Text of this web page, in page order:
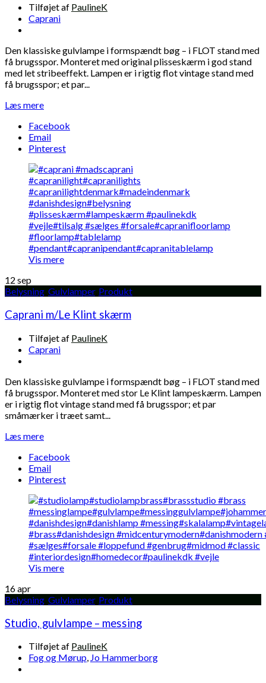
Tilføjet af PaulineK
Caprani
Den klassiske gulvlampe i formspændt bøg – i FLOT stand med
få brugsspor. Monteret med original plisseskærm i god stand
med let stribeeffekt. Lampen er i rigtig flot vintage stand med
få brugsspor; et par...
Læs mere
Facebook
Email
Pinterest
Vis mere
12 sep
Belysning Gulvlamper, Produkt
Caprani m/Le Klint skærm
Tilføjet af PaulineK
Caprani
Den klassiske gulvlampe i formspændt bøg – i FLOT stand med
få brugsspor. Monteret med stor Le Klint lampeskærm. Lampen
er i rigtig flot vintage stand med få brugsspor; et par
småmærker i træet samt...
Læs mere
Facebook
Email
Pinterest
Vis mere
16apr
Belysning Gulvlamper, Produkt
Studio, gulvlampe – messing
Tilføjet af PaulineK
Fog og Mørup, Jo Hammerborg